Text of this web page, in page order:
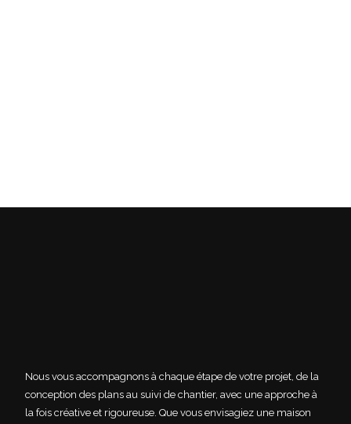
Nous vous accompagnons à chaque étape de votre projet, de la
conception des plans au suivi de chantier, avec une approche à
la fois créative et rigoureuse. Que vous envisagiez une maison